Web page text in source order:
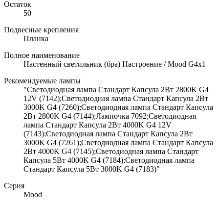
Остаток
50
Подвесные крепления
Планка
Полное наименование
Настенный светильник (бра) Настроение / Mood G4х1
Рекомендуемые лампы
"Светодиодная лампа Стандарт Капсула 2Вт 2800K G4
12V (7142);Светодиодная лампа Стандарт Капсула 2Вт
3000K G4 (7260);Светодиодная лампа Стандарт Капсула
2Вт 2800K G4 (7144);Лампочка 7092;Светодиодная
лампа Стандарт Капсула 2Вт 4000K G4 12V
(7143);Светодиодная лампа Стандарт Капсула 2Вт
3000K G4 (7261);Светодиодная лампа Стандарт Капсула
2Вт 4000K G4 (7145);Светодиодная лампа Стандарт
Капсула 5Вт 4000K G4 (7184);Светодиодная лампа
Стандарт Капсула 5Вт 3000K G4 (7183)"
Серия
Mood